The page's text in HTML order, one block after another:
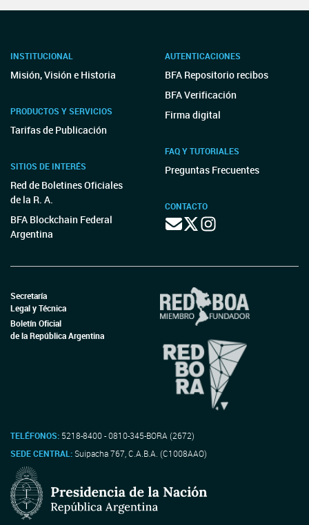
INSTITUCIONAL
Misión, Visión e Historia
PRODUCTOS Y SERVICIOS
Tarifas de Publicación
SITIOS DE INTERÉS
Red de Boletines Oficiales
de la R. A.
BFA Blockchain Federal
Argentina
AUTENTICACIONES
BFA Repositorio recibos
BFA Verificación
Firma digital
FAQ Y TUTORIALES
Preguntas Frecuentes
CONTACTO
Secretaría
Legal y Técnica
Boletín Oficial
de la República Argentina
TELÉFONOS: 5218-8400 - 0810-345-BORA (2672)
SEDE CENTRAL:Suipacha 767, C.A.B.A. (C1008AAO)